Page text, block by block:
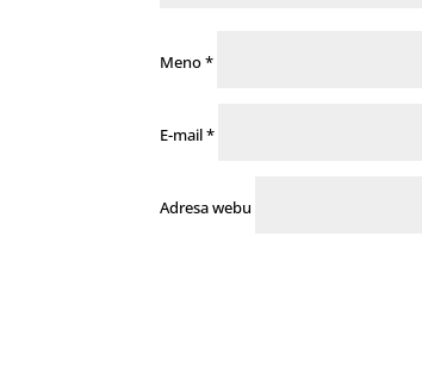
Meno*
E-mail*
Adresa webu